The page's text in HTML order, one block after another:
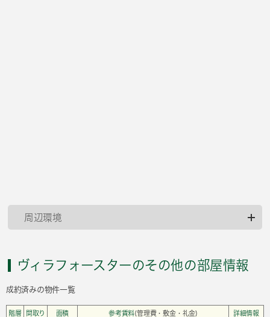
周辺環境
ヴィラフォースターのその他の部屋情報
成約済みの物件一覧
階層 間取り 面積 参考賃料(管理費・敷金・礼金) 詳細情報